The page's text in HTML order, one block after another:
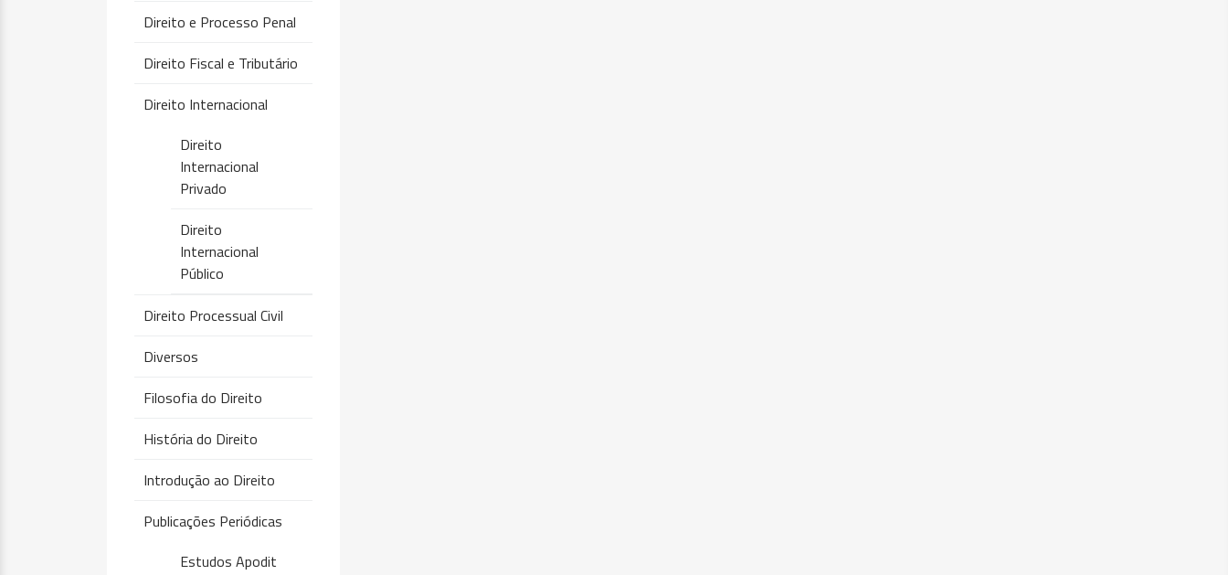
Direito e Processo Penal
Direito Fiscal e Tributário
Direito Internacional
Direito
Internacional
Privado
Direito
Internacional
Público
Direito Processual Civil
Diversos
Filosofia do Direito
História do Direito
Introdução ao Direito
Publicações Periódicas
Estudos Apodit